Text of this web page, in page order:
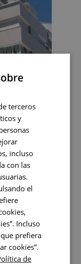
terceros
y
incluso
con las
el
Incluso
prefiera
cookies”.
de